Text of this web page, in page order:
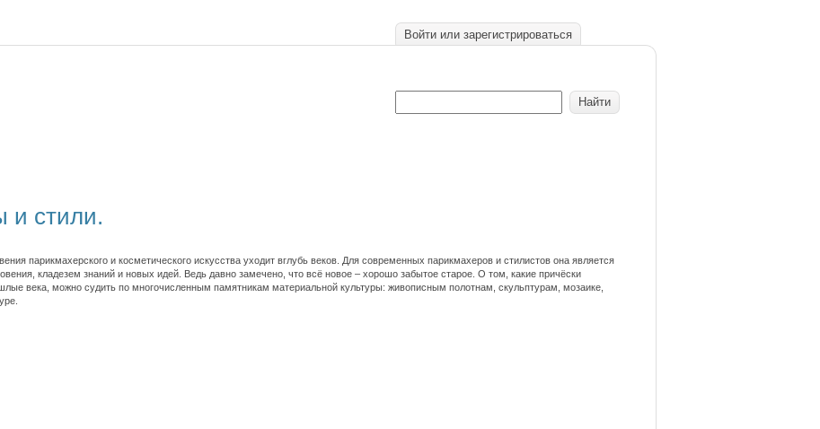
Войти или зарегистрироваться
и стили.
парикмахерского и косметического искусства уходит вглубь веков. Для современных парикмахеров и стилистов она является
кладезем знаний и новых идей. Ведь давно замечено, что всё новое – хорошо забытое старое. О том, какие причёски
века, можно судить по многочисленным памятникам материальной культуры: живописным полотнам, скульптурам, мозаике,